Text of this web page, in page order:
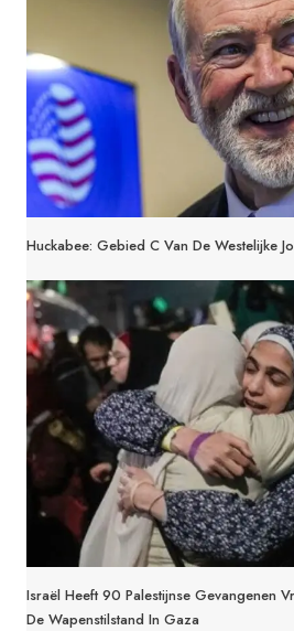
Huckabee: Gebied C Van De Westelijke
Israël Heeft 90 Palestijnse Gevangenen
De Wapenstilstand In Gaza